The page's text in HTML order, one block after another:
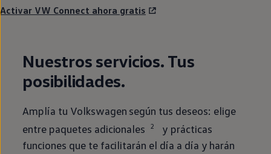
Activar VW Connect ahora gratis
Nuestros servicios. Tus
posibilidades.
Amplía tu Volkswagen según tus deseos: elige
entre paquetes adicionales
2
y prácticas
funciones que te facilitarán el día a día y harán